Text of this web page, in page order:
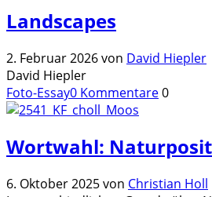
Landscapes
2. Februar 2026von David Hiepler
David Hiepler
Foto-Essay0 Kommentare0
Wortwahl:
6. Oktober 2025von Christian Holl